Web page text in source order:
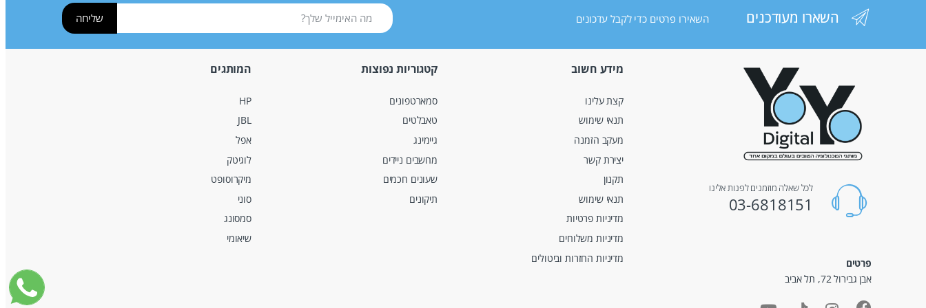
השארו מעודכנים השאירו פרטים כדי לקבל עדכונים שליחה
לכל שאלה מוזמנים לפנות אלינו
03-6818151
פרטים
אבן גבירול 72, תל אביב
מידע חשוב
קצת עלינו
תנאי שימוש
מעקב הזמנה
יצירת קשר
תקנון
תנאי שימוש
מדיניות פרטיות
מדיניות משלוחים
מדיניות החזרות וביטולים
קטגוריות נפוצות
סמארטפונים
טאבלטים
גיימינג
מחשבים ניידים
שעונים חכמים
תיקונים
המותגים
HP
JBL
אפל
לוגיטק
מיקרוסופט
סוני
סמסונג
שיאומי